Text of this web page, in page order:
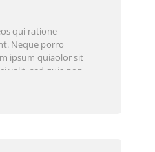
qui ratione
Neque porro
ipsum quiaolor sit
velit, sed quia non
incidunt ut labore
amet, consectetur…